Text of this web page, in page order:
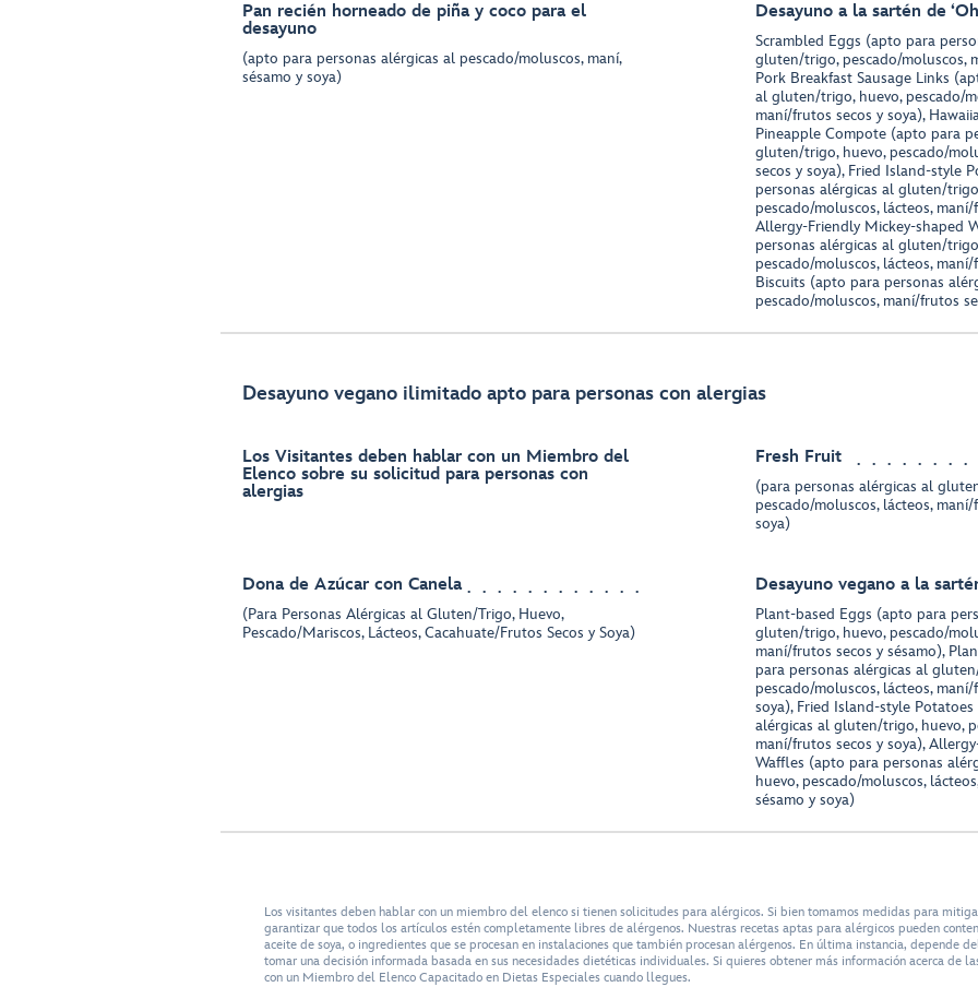
Pan recién horneado de piña y coco para el
desayuno
(apto para personas alérgicas al pescado/moluscos, maní,
sésamo y soya)
Desayuno a la sartén de
Scrambled Eggs (apto para
gluten/trigo, pescado/moluscos,
Pork Breakfast Sausage Links
al gluten/trigo, huevo, pescado/
maní/frutos secos y soya),
Pineapple Compote (apto para
gluten/trigo, huevo, pescado/
secos y soya), Fried Island-style
personas alérgicas al gluten/
pescado/moluscos, lácteos,
Allergy-Friendly Mickey-shaped
personas alérgicas al gluten/
pescado/moluscos, lácteos,
Biscuits (apto para personas
pescado/moluscos, maní/frutos
Desayuno vegano ilimitado apto para personas con alergias
Los Visitantes deben hablar con un Miembro del
Elenco sobre su solicitud para personas con
alergias
Fresh Fruit
(para personas alérgicas al
pescado/moluscos, lácteos,
soya)
Dona de Azúcar con Canela
(Para Personas Alérgicas al Gluten/Trigo, Huevo,
Pescado/Mariscos, Lácteos, Cacahuate/Frutos Secos y Soya)
Desayuno vegano a la
Plant-based Eggs (apto para
gluten/trigo, huevo, pescado/
maní/frutos secos y sésamo),
para personas alérgicas al
pescado/moluscos, lácteos,
soya), Fried Island-style
alérgicas al gluten/trigo, huevo,
maní/frutos secos y soya),
Waffles (apto para personas
huevo, pescado/moluscos,
sésamo y soya)
Los visitantes deben hablar con un miembro del elenco si tienen solicitudes para alérgicos. Si bien tomamos medidas para
garantizar que todos los artículos estén completamente libres de alérgenos. Nuestras recetas aptas para alérgicos pueden
aceite de soya, o ingredientes que se procesan en instalaciones que también procesan alérgenos. En última instancia, depende
tomar una decisión informada basada en sus necesidades dietéticas individuales. Si quieres obtener más información acerca de
con un Miembro del Elenco Capacitado en Dietas Especiales cuando llegues.